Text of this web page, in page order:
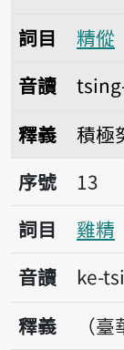
詞目
精傱
音讀
釋義 積極
序號13雞精
序號
13
詞目
雞精
音讀
ke-
釋義
（